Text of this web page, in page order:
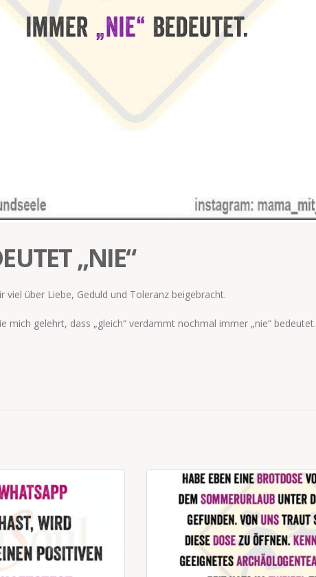
„NIE“
viel über Liebe, Geduld und Toleranz beigebracht.
mich gelehrt, dass „gleich“ verdammt nochmal immer „nie“ bedeutet.